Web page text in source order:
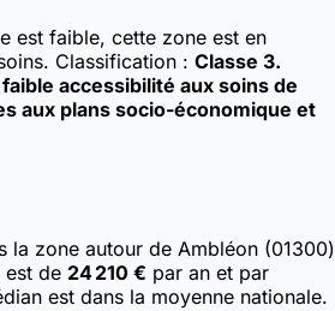
est faible, cette zone est en
Classification : Classe 3.
accessibilité aux soins de
aux plans socio-économique et
la zone autour de Ambléon (01300)
est de 24 210 € par an et par
est dans la moyenne nationale.